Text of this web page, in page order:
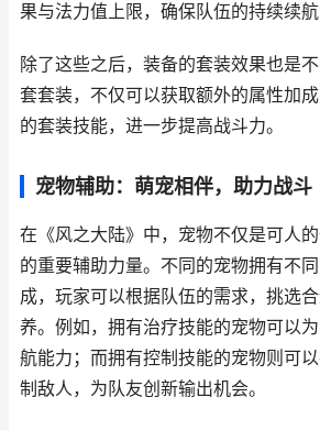
果与法力值上限，确保队伍的持续续航
除了这些之后，装备的套装效果也是
套套装，不仅可以获取额外的属性加
的套装技能，进一步提高战斗力。
宠物辅助：萌宠相伴，助力战斗
在《风之大陆》中，宠物不仅是可人
的重要辅助力量。不同的宠物拥有不
成，玩家可以根据队伍的需求，挑选
养。例如，拥有治疗技能的宠物可以
航能力；而拥有控制技能的宠物则可
制敌人，为队友创新输出机会。